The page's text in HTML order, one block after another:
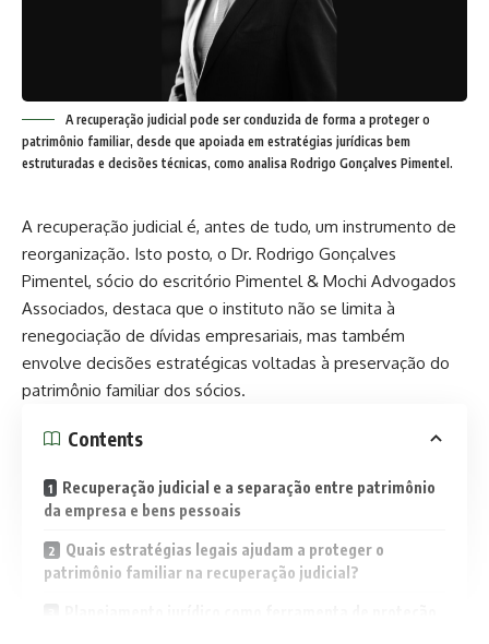
A recuperação judicial pode ser conduzida de forma a proteger o
patrimônio familiar, desde que apoiada em estratégias jurídicas bem
estruturadas e decisões técnicas, como analisa Rodrigo Gonçalves Pimentel.
A recuperação judicial é, antes de tudo, um instrumento de
reorganização. Isto posto, o Dr. Rodrigo Gonçalves
Pimentel, sócio do escritório Pimentel & Mochi Advogados
Associados, destaca que o instituto não se limita à
renegociação de dívidas empresariais, mas também
envolve decisões estratégicas voltadas à preservação do
patrimônio familiar dos sócios.
Contents
Recuperação judicial e a separação entre patrimônio
da empresa e bens pessoais
Quais estratégias legais ajudam a proteger o
patrimônio familiar na recuperação judicial?